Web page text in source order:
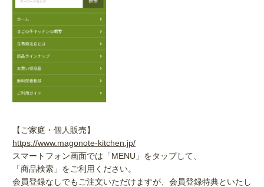
【ご家庭・個人販売】
https://www.magonote-kitchen.jp/
スマートフォン画面では「MENU」をタップして、
「商品検索」をご利用ください。
会員登録なしでもご注文いただけますが、会員登録特典といたし